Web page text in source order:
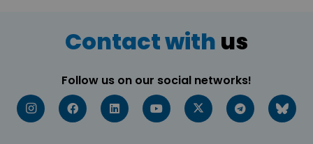
Contact with us
Follow us on our social networks!